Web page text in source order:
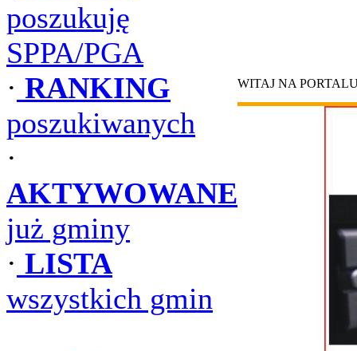
poszukuję
SPPA/PGA
· RANKING
poszukiwanych
·
AKTYWOWANE
już gminy
· LISTA
wszystkich gmin
WITAJ NA